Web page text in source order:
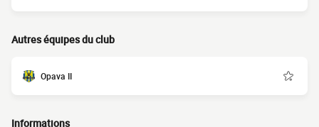
Autres équipes du club
Opava II
Informations